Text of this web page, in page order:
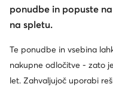
Služba za stranke
Informacije
ponudbe in popuste
na spletu.
Te ponudbe in vsebina
nakupne odločitve - zato
let. Zahvaljujoč uporabi